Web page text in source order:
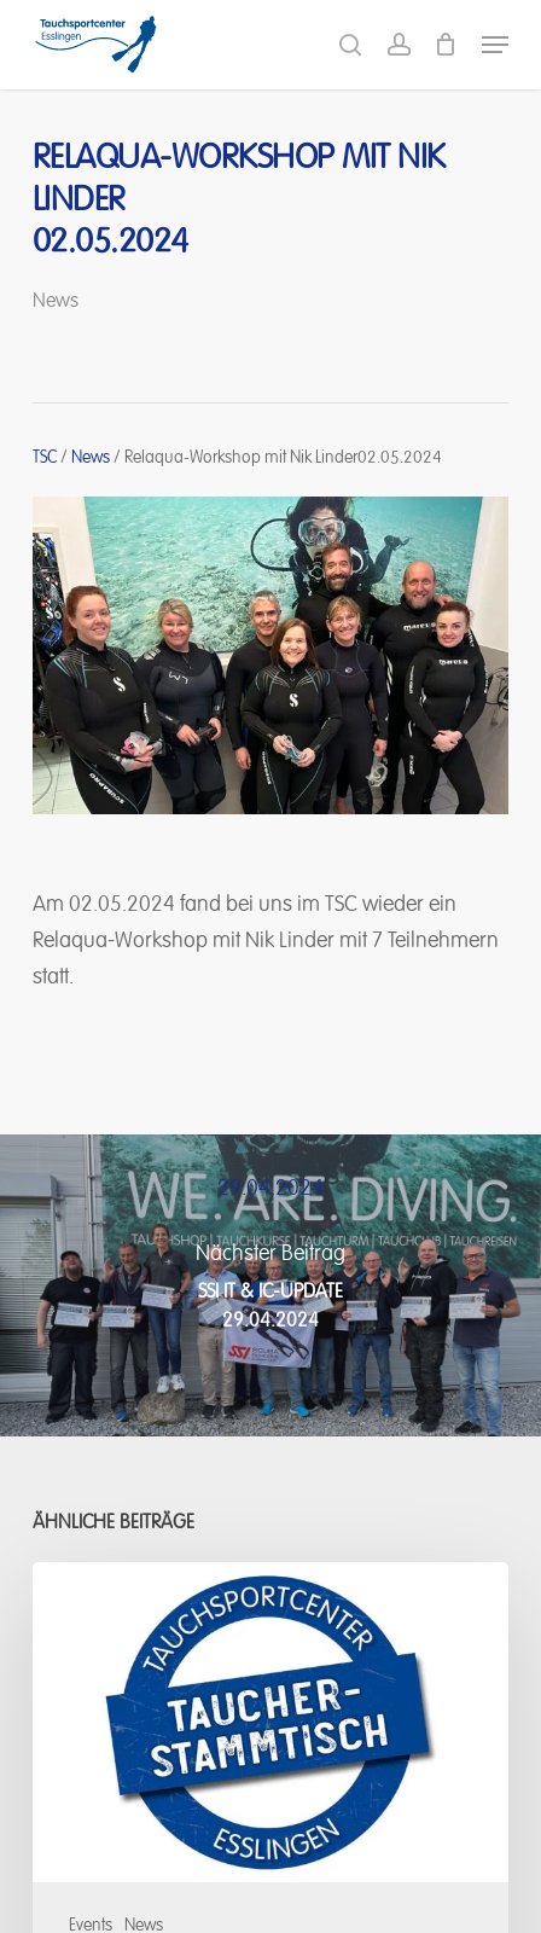
main
searchaccount
Menu
RELAQUA-WORKSHOP MIT NIK
LINDER
02.05.2024
News
TSC/ News/ Relaqua-Workshop mit Nik Linder02.05.2024
Am 02.05.2024 fand bei uns im TSC wieder ein
Relaqua-Workshop mit Nik Linder mit 7 Teilnehmern
statt.
Nächster Beitrag
SSI IT & IC-UPDATE
29.04.2024
29.04.2024
ÄHNLICHE BEITRÄGE
Events News